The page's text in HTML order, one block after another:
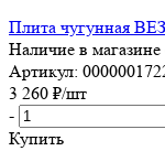
Плита чугунная
Наличие в магазине
Артикул:
3 260 ₽/шт
-
Купить